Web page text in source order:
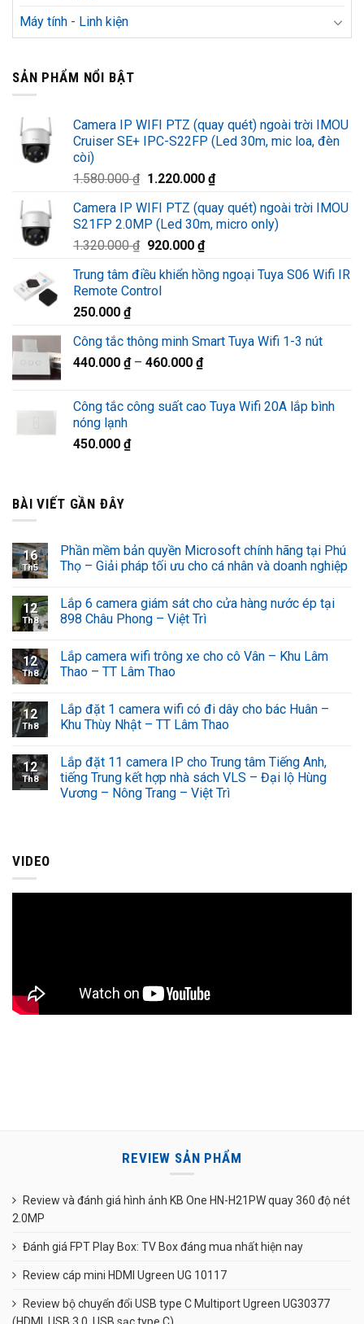
Máy tính - Linh kiện
SẢN PHẨM NỔI BẬT
Camera IP WIFI PTZ (quay quét) ngoài trời IMOU
Cruiser SE+ IPC-S22FP (Led 30m, mic loa, đèn
còi)
1.580.000₫ Giá
là:
1.580.000 ₫.
1.220.000 ₫Giá
tại
là:
Camera IP WIFI PTZ (quay quét) ngoài trời IMOU
S21FP 2.0MP (Led 30m, micro only)
1.320.000₫ Giá
là:
1.320.000 ₫.
920.000 ₫Giá
tại
Trung tâm điều khiển hồng ngoại Tuya S06 Wifi IR
Remote Control
250.000 ₫
Công tắc thông minh Smart Tuya Wifi 1-3 nút
440.000 ₫– 460.000 ₫
Công tắc công suất cao Tuya Wifi 20A lắp bình
nóng lạnh
450.000 ₫
BÀI VIẾT GẦN ĐÂY
16
Th5
Phần mềm bản quyền Microsoft chính hãng tại Phú
Thọ – Giải pháp tối ưu cho cá nhân và doanh nghiệp
12
Th8
Lắp 6 camera giám sát cho cửa hàng nước ép tại
898 Châu Phong – Việt Trì
12
Th8
Lắp camera wifi trông xe cho cô Vân – Khu Lâm
Thao – TT Lâm Thao
12
Th8
Lắp đặt 1 camera wifi có đi dây cho bác Huân –
Khu Thùy Nhật – TT Lâm Thao
12
Th8
Lắp đặt 11 camera IP cho Trung tâm Tiếng Anh,
tiếng Trung kết hợp nhà sách VLS – Đại lộ Hùng
Vương – Nông Trang – Việt Trì
VIDEO
REVIEW SẢN PHẨM
Review và đánh giá hình ảnh KB One HN-H21PW quay 360 độ nét
2.0MP
Đánh giá FPT Play Box: TV Box đáng mua nhất hiện nay
Review cáp mini HDMI Ugreen UG 10117
Review bộ chuyển đổi USB type C Multiport Ugreen UG30377